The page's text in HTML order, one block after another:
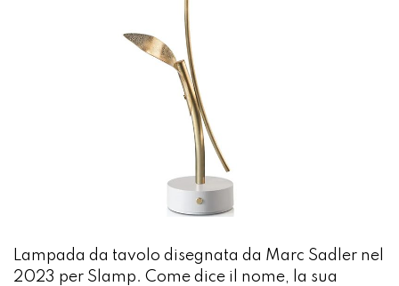
Lampada da tavolo disegnata da Marc Sadler nel
2023 per Slamp. Come dice il nome, la sua